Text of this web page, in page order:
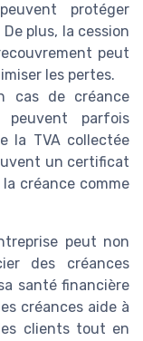
protéger
plus, la cession
peut
les pertes.
cas de créance
peuvent parfois
la TVA collectée
un certificat
créance comme
peut non
des créances
santé financière
créances aide à
clients tout en